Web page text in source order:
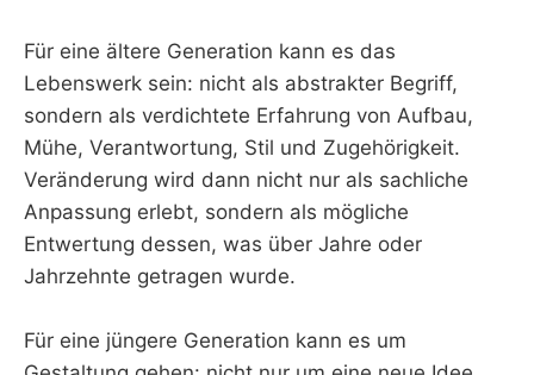
Für eine ältere Generation kann es das
Lebenswerk sein: nicht als abstrakter Begriff,
sondern als verdichtete Erfahrung von Aufbau,
Mühe, Verantwortung, Stil und Zugehörigkeit.
Veränderung wird dann nicht nur als sachliche
Anpassung erlebt, sondern als mögliche
Entwertung dessen, was über Jahre oder
Jahrzehnte getragen wurde.
Für eine jüngere Generation kann es um